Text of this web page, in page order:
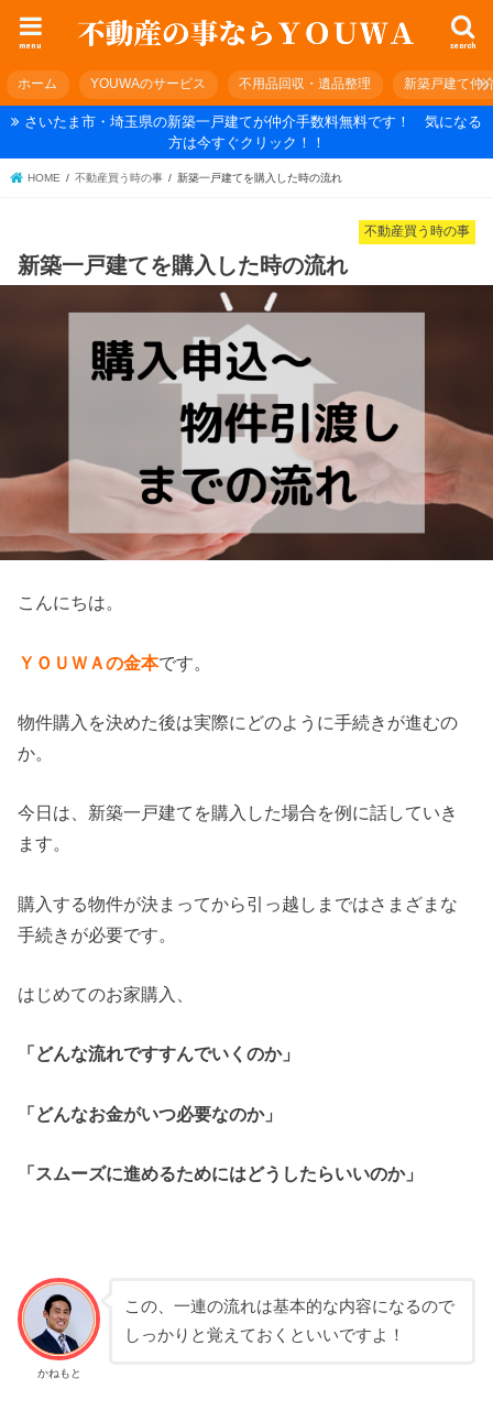
search
menu
ホーム YOUWAのサービス 不用品回収・遺品整理 新築戸建て仲
さいたま市・埼玉県の新築一戸建てが仲介手数料無料です！ 気になる
方は今すぐクリック！！
HOME 不動産買う時の事 新築一戸建てを購入した時の流れ
不動産買う時の事
新築一戸建てを購入した時の流れ
こんにちは。
ＹＯＵＷＡの金本です。
物件購入を決めた後は実際にどのように手続きが進むの
か。
今日は、新築一戸建てを購入した場合を例に話していき
ます。
購入する物件が決まってから引っ越しまではさまざまな
手続きが必要です。
はじめてのお家購入、
「どんな流れですすんでいくのか」
「どんなお金がいつ必要なのか」
「スムーズに進めるためにはどうしたらいいのか」
かねもと
この、一連の流れは基本的な内容になるので
しっかりと覚えておくといいですよ！